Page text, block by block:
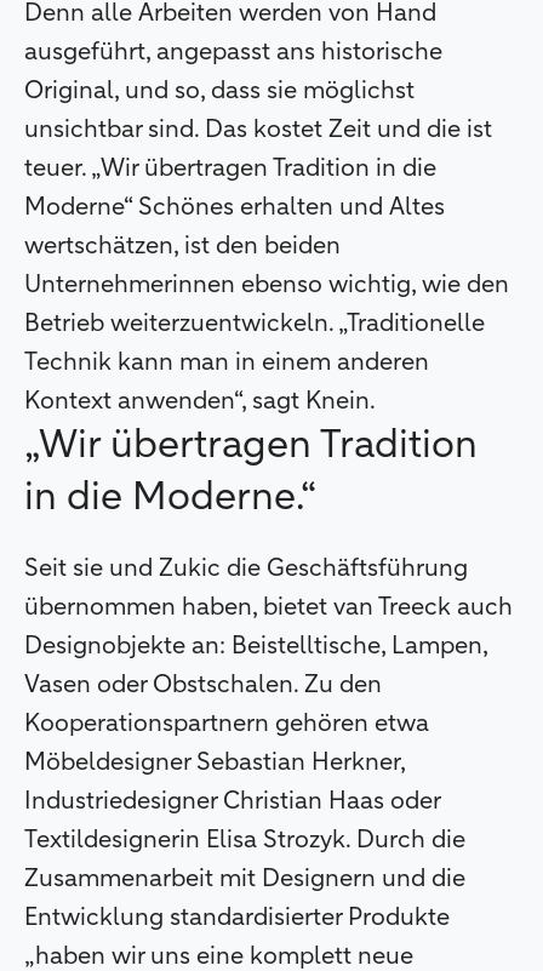
Denn alle Arbeiten werden von Hand
ausgeführt, angepasst ans historische
Original, und so, dass sie möglichst
unsichtbar sind. Das kostet Zeit und die ist
teuer. „Wir übertragen Tradition in die
Moderne“ Schönes erhalten und Altes
wertschätzen, ist den beiden
Unternehmerinnen ebenso wichtig, wie den
Betrieb weiterzuentwickeln. „Traditionelle
Technik kann man in einem anderen
Kontext anwenden“, sagt Knein.
„Wir übertragen Tradition
in die Moderne.“
Seit sie und Zukic die Geschäftsführung
übernommen haben, bietet van Treeck auch
Designobjekte an: Beistelltische, Lampen,
Vasen oder Obstschalen. Zu den
Kooperationspartnern gehören etwa
Möbeldesigner Sebastian Herkner,
Industriedesigner Christian Haas oder
Textildesignerin Elisa Strozyk. Durch die
Zusammenarbeit mit Designern und die
Entwicklung standardisierter Produkte
„haben wir uns eine komplett neue